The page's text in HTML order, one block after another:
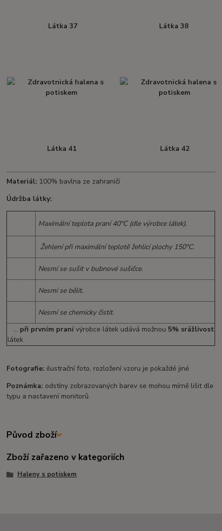
Látka 37 Látka 38
Látka 41 Látka 42
Materiál: 100% bavlna ze zahraničí
Údržba látky:
Maximální teplota praní 40°C (dle výrobce látek).
Žehlení při maximální teplotě žehlicí plochy 150°C.
Nesmí se sušit v bubnové sušičce.
Nesmí se bělit.
Nesmí se chemicky čistit.
... při prvním praní výrobce látek udává možnou 5% srážlivost
látek
Fotografie: ilustrační foto, rozložení vzoru je pokaždé jiné
Poznámka: odstíny zobrazovaných barev se mohou mírně lišit dle
typu a nastavení monitorů
Původ zboží
Zboží zařazeno v kategoriích
Haleny s potiskem